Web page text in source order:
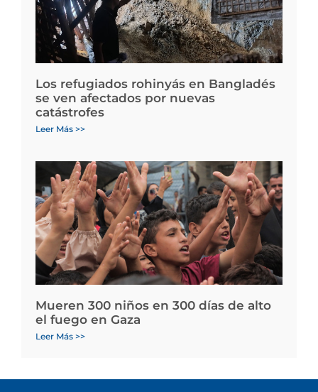
Los refugiados rohinyás en Bangladés
se ven afectados por nuevas
catástrofes
Leer Más >>
Mueren 300 niños en 300 días de alto
el fuego en Gaza
Leer Más >>